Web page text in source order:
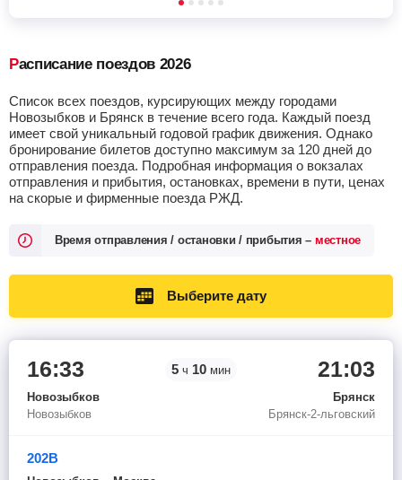
Расписание поездов 2026
Список всех поездов, курсирующих между городами
Новозыбков и Брянск в течение всего года. Каждый поезд
имеет свой уникальный годовой график движения. Однако
бронирование билетов доступно максимум за 120 дней до
отправления поезда. Подробная информация о вокзалах
отправления и прибытия, остановках, времени в пути, ценах
на скорые и фирменные поезда РЖД.
Время отправления / остановки / прибытия – местное
Выберите дату
16:33
Новозыбков
Новозыбков
5 ч 10 мин 21:03
Брянск
Брянск-2-льговский
202В